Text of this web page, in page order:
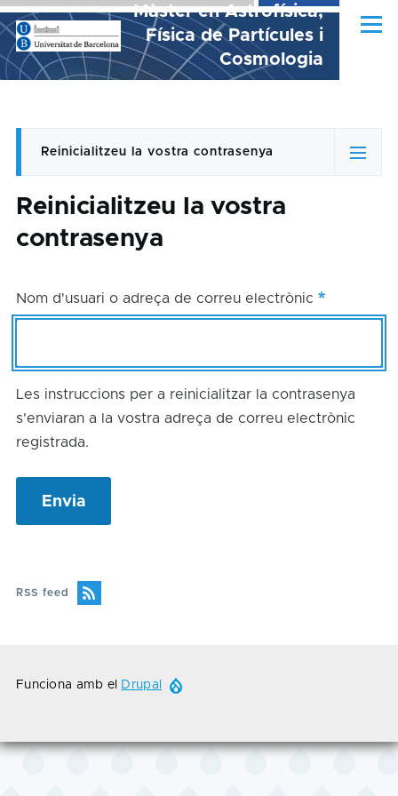
Vés al contingutMàster en Astrofísica,
Física de Partícules i
Cosmologia
Pestanyes
primàries
Reinicialitzeu la vostra contrasenya
Reinicialitzeu la vostra
contrasenya
Nom d'usuari o adreça de correu electrònic
Les instruccions per a reinicialitzar la contrasenya
s'enviaran a la vostra adreça de correu electrònic
registrada.
RSS feed
Funciona amb el Drupal